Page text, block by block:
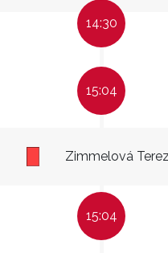
14:30
15:04
Zimmelová
15:04